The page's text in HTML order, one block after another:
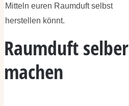
Mitteln euren Raumduft selbst
herstellen könnt.
Raumduft selber
machen